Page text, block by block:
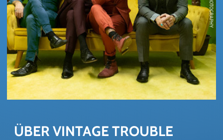
ÜBER VIN­TA­GE TROU­BLE